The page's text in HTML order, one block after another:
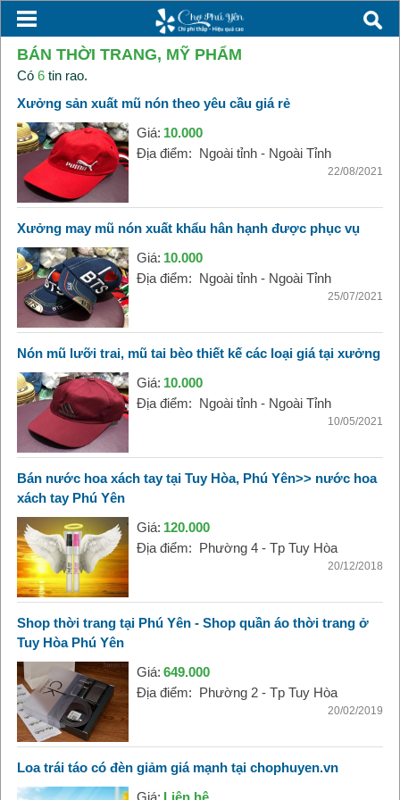
BÁN THỜI TRANG, MỸ PHẨM
Có 6tin rao.
Xưởng sản xuất mũ nón theo yêu cầu giá rẻ
Giá: 10.000
Địa điểm: Ngoài tỉnh - Ngoài Tỉnh
22/08/2021
Xưởng may mũ nón xuất khẩu hân hạnh được phục vụ
Giá: 10.000
Địa điểm: Ngoài tỉnh - Ngoài Tỉnh
25/07/2021
Nón mũ lưỡi trai, mũ tai bèo thiết kế các loại giá tại xưởng
Giá: 10.000
Địa điểm: Ngoài tỉnh - Ngoài Tỉnh
10/05/2021
Bán nước hoa xách tay tại Tuy Hòa, Phú Yên>> nước hoa
xách tay Phú Yên
Giá: 120.000
Địa điểm: Phường 4 - Tp Tuy Hòa
20/12/2018
Shop thời trang tại Phú Yên - Shop quần áo thời trang ở
Tuy Hòa Phú Yên
Giá: 649.000
Địa điểm: Phường 2 - Tp Tuy Hòa
20/02/2019
Loa trái táo có đèn giảm giá mạnh tại chophuyen.vn
Giá: Liên hệ